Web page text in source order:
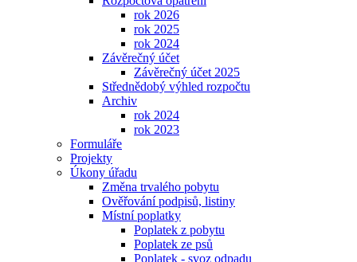
rok 2026
rok 2025
rok 2024
Závěrečný účet
Závěrečný účet 2025
Střednědobý výhled rozpočtu
Archiv
rok 2024
rok 2023
Formuláře
Projekty
Úkony úřadu
Změna trvalého pobytu
Ověřování podpisů, listiny
Místní poplatky
Poplatek z pobytu
Poplatek ze psů
Poplatek - svoz odpadu